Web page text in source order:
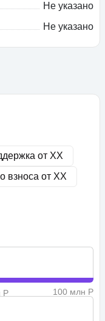
Не указано
Не указано
от XX
взноса от XX
Р
100 млн Р